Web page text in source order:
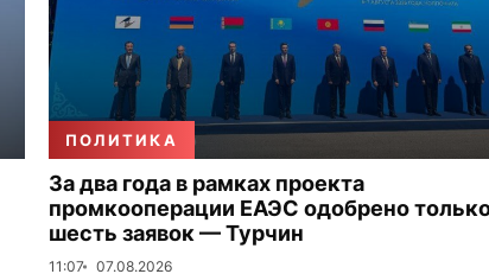
ПОЛИТИКА
За два года в рамках проекта
промкооперации ЕАЭС одобрено
шесть заявок — Турчин
11:07 07.08.2026